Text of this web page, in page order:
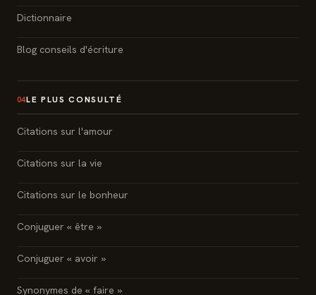
Dictionnaire
Blog conseils d'écriture
04LE PLUS CONSULTÉ
Citations sur l'amour
Citations sur la vie
Citations sur le bonheur
Conjuguer « être »
Conjuguer « avoir »
Synonymes de « faire »